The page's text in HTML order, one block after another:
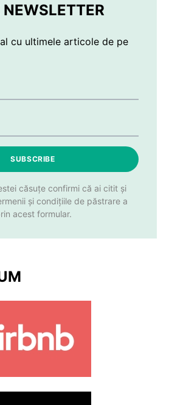
cu ultimele articole de pe
SUBSCRIBE
căsuțe confirmi că ai citit și
și condițiile de păstrare a
acest formular.